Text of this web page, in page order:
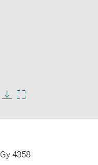
Gy 4358